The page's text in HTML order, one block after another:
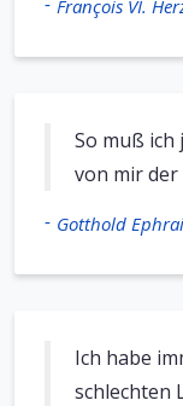
François VI.
So muß ich
von mir der
- Gotthold
Ich habe
schlechten